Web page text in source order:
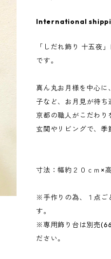
International
「しだれ飾り 十五夜
です。
真ん丸お月様を中心に
子など、お月見が待ち
京都の職人がこだわり
玄関やリビングで、季
寸法：幅約２０ｃｍ×
※手作りの為、１点ご
す。
※専用飾り台は別売
ださい。